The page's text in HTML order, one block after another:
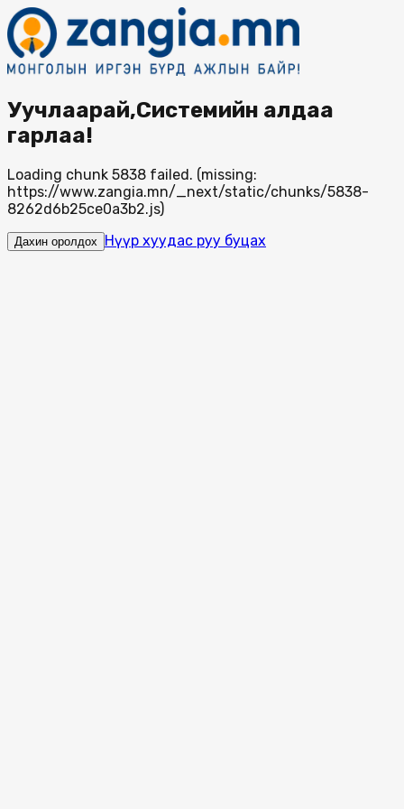
Уучлаарай,Системийн алдаа
гарлаа!
Loading chunk 5838 failed. (missing:
https://www.zangia.mn/_next/static/chunks/5838-
8262d6b25ce0a3b2.js)
Дахин оролдох Нүүр хуудас руу буцах